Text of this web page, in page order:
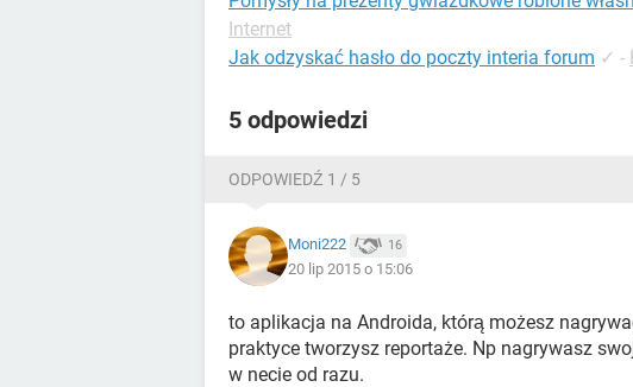
Internet
Jak odzyskać hasło do poczty interia forum ✓ -
5 odpowiedzi
ODPOWIEDŹ 1 / 5
Moni222 16
20 lip 2015 o 15:06
to aplikacja na Androida, którą możesz
praktyce tworzysz reportaże. Np nagrywasz
w necie od razu.